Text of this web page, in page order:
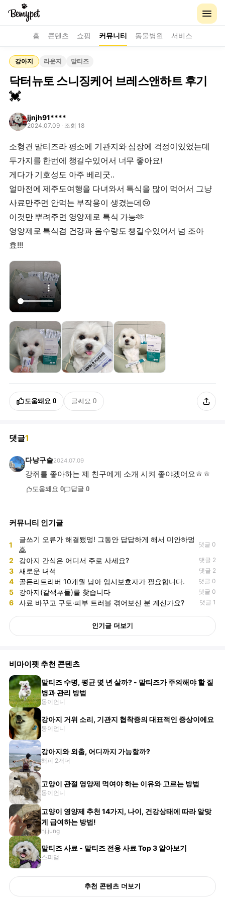
홈 콘텐츠 쇼핑 커뮤니티 동물병원 서비스
강아지 라운지 말티즈
닥터뉴토 스니징케어 브레스앤하트 후기
💓
jjnjh91****
2024.07.09 · 조회 18
소형견 말티즈라 평소에 기관지와 심장에 걱정이있었는데
두가지를 한번에 챙길수있어서 너무 좋아요!
게다가 기호성도 아주 베리굿..
얼마전에 제주도여행을 다녀와서 특식을 많이 먹어서 그냥
사료만주면 안먹는 부작용이 생겼는데😢
이것만 뿌려주면 영양제로 특식 가능🫶
영양제로 특식겸 건강과 음수량도 챙길수있어서 넘 조아
효!!!
도움돼요 0 글쎄요 0
댓글1
다냥구슬2024.07.09
강쥐를 좋아하는 제 친구에게 소개 시켜 좋야겠어요ㅎㅎ
도움돼요 0 답글 0
커뮤니티 인기글
1
글쓰기 오류가 해결됐멍! 그동안 답답하게 해서 미안하멍
🙇
댓글 0
2 강아지 간식은 어디서 주로 사세요? 댓글 2
3 새로운 녀석 댓글 2
4 골든리트리버 10개월 남아 임시보호자가 필요합니다. 댓글 0
5 강아지(갈색푸들)를 찾습니다 댓글 0
6 사료 바꾸고 구토·피부 트러블 겪어보신 분 계신가요? 댓글 1
인기글 더보기
비마이펫 추천 콘텐츠
말티즈 수명, 평균 몇 년 살까? - 말티즈가 주의해야 할 질
병과 관리 방법
몽이언니
강아지 거위 소리, 기관지 협착증의 대표적인 증상이에요
몽이언니
강아지와 외출, 어디까지 가능할까?
해피 2개더
고양이 관절 영양제 먹여야 하는 이유와 고르는 방법
몽이언니
고양이 영양제 추천 14가지, 나이, 건강상태에 따라 알맞
게 급여하는 방법!
hj.jung
말티즈 사료 - 말티즈 전용 사료 Top 3 알아보기
스피댇
추천 콘텐츠 더보기